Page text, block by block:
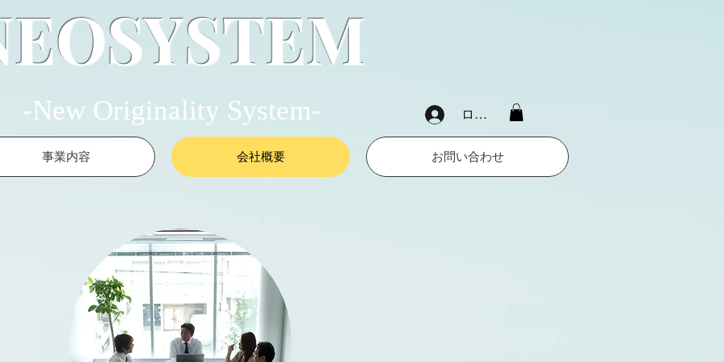
-New Originality System- ログイン
事業内容 会社概要 お問い合わせ